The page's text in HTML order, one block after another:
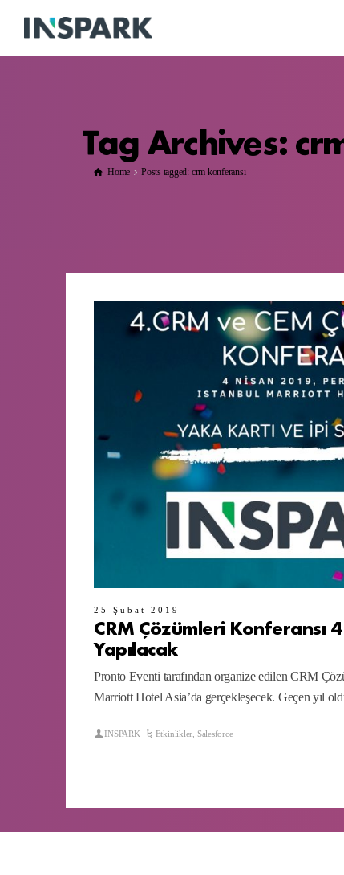
Tag Archives:
Home Posts tagged: crm konferansı
25 Şubat 2019
CRM Çözümleri Konferansı
Yapılacak
Pronto Eventi tarafından organize edilen CRM
Marriott Hotel Asia’da gerçekleşecek. Geçen yıl
INSPARK Etkinlikler Salesforce